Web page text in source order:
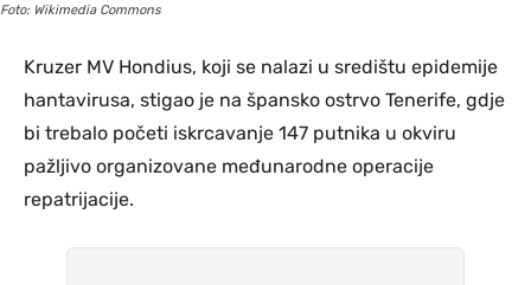
Foto: Wikimedia Commons
Kruzer MV Hondius, koji se nalazi u središtu epidemije
hantavirusa, stigao je na špansko ostrvo Tenerife, gdje
bi trebalo početi iskrcavanje 147 putnika u okviru
pažljivo organizovane međunarodne operacije
repatrijacije.